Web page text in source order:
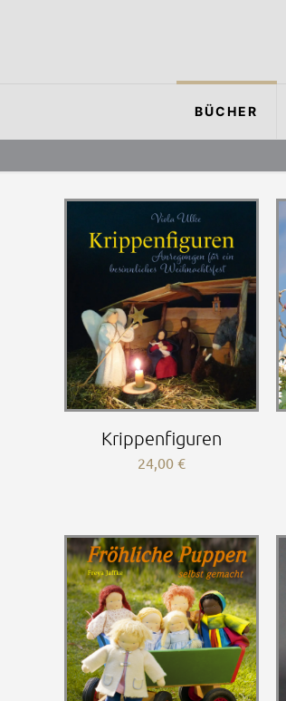
BÜCHER
Krippenfiguren
24,00€